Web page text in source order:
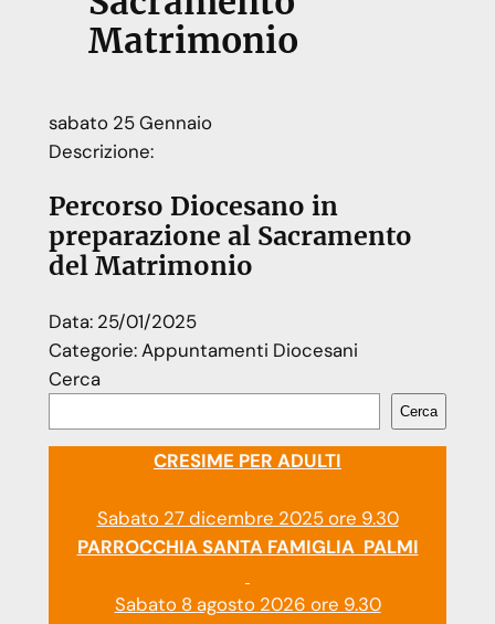
Matrimonio
sabato 25Gennaio
Descrizione:
Percorso Diocesano in
preparazione al Sacramento
del Matrimonio
Data: 25/01/2025
Categorie:Appuntamenti Diocesani
Cerca
Cerca
CRESIME PER ADULTI
Sabato 27 dicembre 2025 ore 9.30
PARROCCHIA SANTA FAMIGLIA PALMI
Sabato 8 agosto 2026 ore 9.30